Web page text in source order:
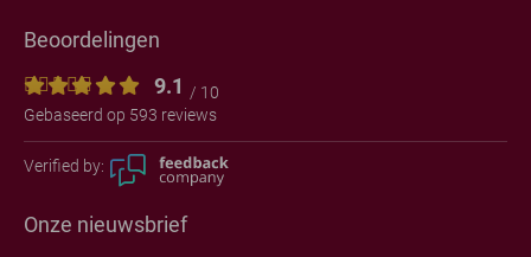
Beoordelingen
9.1 / 10
Gebaseerd op 593 reviews
Verified by:
Onze nieuwsbrief